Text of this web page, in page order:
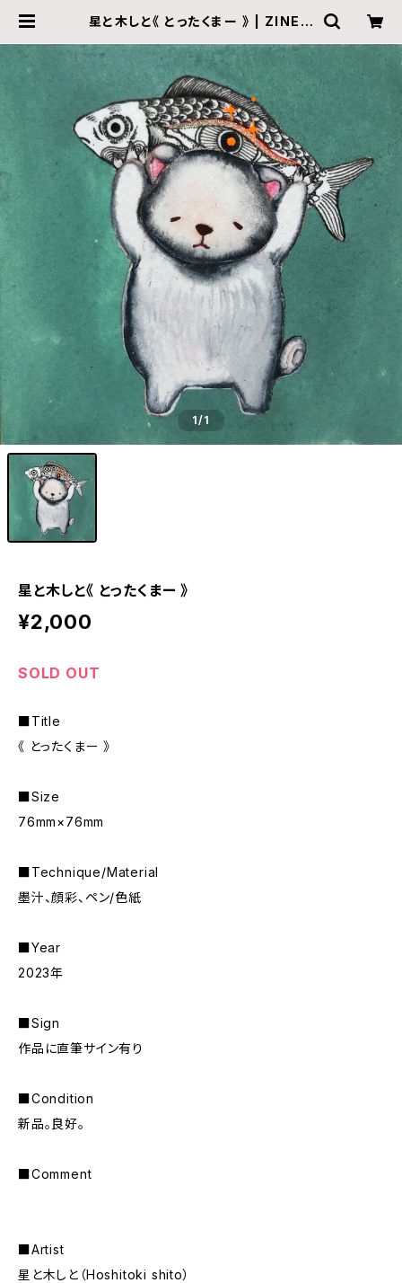
星と木しと《 とったくまー 》 | ZINE g
1/1
星と木しと《 とったくまー 》
¥2,000
SOLD OUT
■Title
《 とったくまー 》
■Size
76mm×76mm
■Technique/Material
墨汁、顔彩、ペン/色紙
■Year
2023年
■Sign
作品に直筆サイン有り
■Condition
新品。良好。
■Comment
■Artist
星と木しと（Hoshitoki shito）